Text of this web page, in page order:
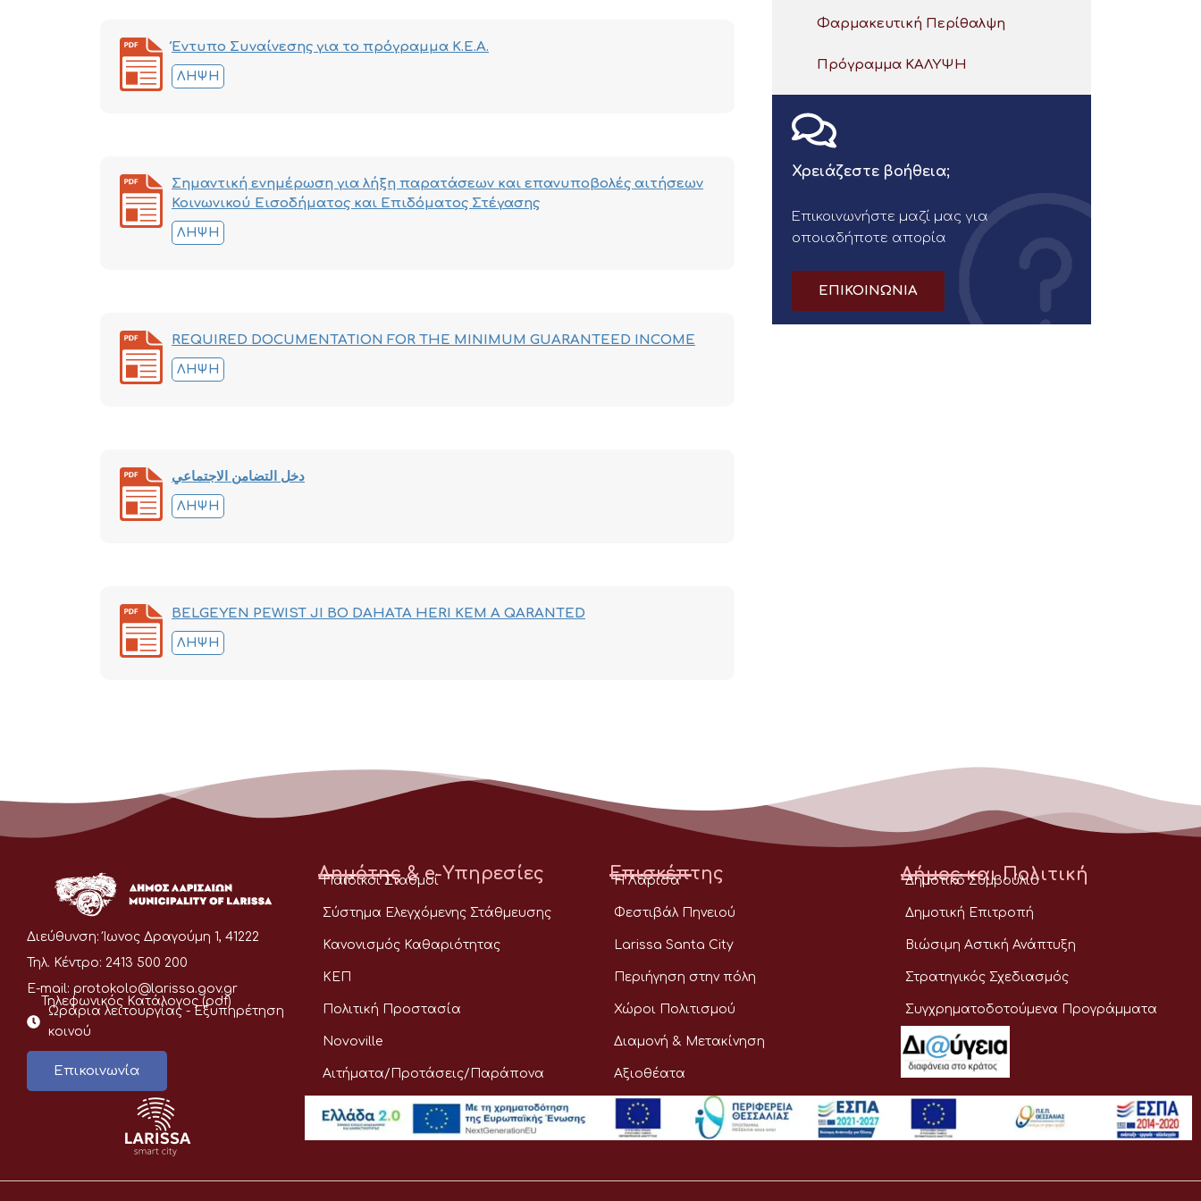
Έντυπο Συναίνεσης για το πρόγραμμα Κ.Ε.Α.
ΛΉΨΗ
Σημαντική ενημέρωση για λήξη παρατάσεων και επανυποβολές αιτήσεων
Κοινωνικού Εισοδήματος και Επιδόματος Στέγασης
ΛΉΨΗ
REQUIRED DOCUMENTATION FOR THE MINIMUM GUARANTEED INCOME
ΛΉΨΗ
دخل التضامن الاجتماعي
ΛΉΨΗ
BELGEYEN PEWIST JI BO DAHATA HERI KEM A QARANTED
ΛΉΨΗ
Φαρμακευτική Περίθαλψη
Πρόγραμμα ΚΑΛΥΨΗ
Χρειάζεστε βοήθεια;
Επικοινωνήστε μαζί μας για
οποιαδήποτε απορία
ΕΠΙΚΟΙΝΩΝΙΑ
Διεύθυνση: Ίωνος Δραγούμη 1, 41222
Τηλ. Κέντρο: 2413 500 200
E-mail: protokolo@larissa.gov.gr
Τηλεφωνικός Κατάλογος (pdf)
Ωράρια λειτουργίας - Eξυπηρέτηση
κοινού
Επικοινωνία
Δημότης & e-Υπηρεσίες
Παιδικοί Σταθμοί
Σύστημα Ελεγχόμενης Στάθμευσης
Κανονισμός Καθαριότητας
ΚΕΠ
Πολιτική Προστασία
Novoville
Αιτήματα/Προτάσεις/Παράπονα
Επισκέπτης
Η Λάρισα
Φεστιβάλ Πηνειού
Larissa Santa City
Περιήγηση στην πόλη
Χώροι Πολιτισμού
Διαμονή & Μετακίνηση
Αξιοθέατα
Δήμος και Πολιτική
Δημοτικό Συμβούλιο
Δημοτική Επιτροπή
Βιώσιμη Αστική Ανάπτυξη
Στρατηγικός Σχεδιασμός
Συγχρηματοδοτούμενα Προγράμματα